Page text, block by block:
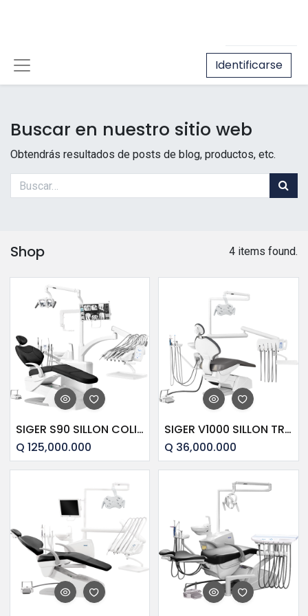
Identificarse
Buscar en nuestro sitio web
Obtendrás resultados de posts de blog, productos, etc.
Shop 4 items found.
SIGER S90 SILLON COLIBRI + 1 TAB. COLOR NEGRO
Q 125,000.000
SIGER V1000 SILLON TRADICIONAL + 1 TAB
Q 36,000.000